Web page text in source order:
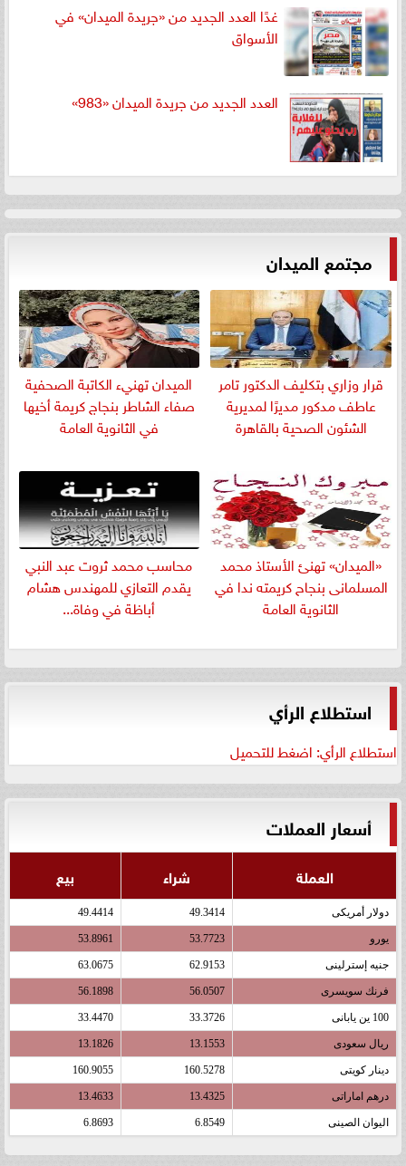
غدًا العدد الجديد من «جريدة الميدان» في
الأسواق
العدد الجديد من جريدة الميدان «983»
مجتمع الميدان
قرار وزاري بتكليف الدكتور تامر
عاطف مدكور مديرًا لمديرية
الشئون الصحية بالقاهرة
الميدان تهنيء الكاتبة الصحفية
صفاء الشاطر بنجاج كريمة أخيها
في الثانوية العامة
«الميدان» تهنئ الأستاذ محمد
المسلمانى بنجاح كريمته ندا في
الثانوية العامة
​محاسب محمد ثروت عبد النبي
يقدم التعازي للمهندس هشام
أباظة في وفاة...
استطلاع الرأي
استطلاع الرأي: اضغط للتحميل
أسعار العملات
العملة شراء بيع
دولار أمريكى 49.3414
49.4414
يورو 53.7723
53.8961
جنيه إسترلينى 62.9153
63.0675
فرنك سويسرى 56.0507
56.1898
100 ين يابانى 33.3726
33.4470
ريال سعودى 13.1553
13.1826
دينار كويتى 160.5278
160.9055
درهم اماراتى 13.4325
13.4633
اليوان الصينى 6.8549
6.8693